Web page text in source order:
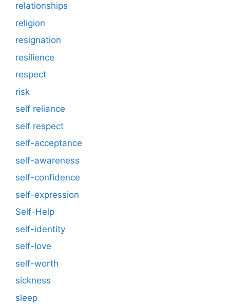
relationships
religion
resignation
resilience
respect
risk
self reliance
self respect
self-acceptance
self-awareness
self-confidence
self-expression
Self-Help
self-identity
self-love
self-worth
sickness
sleep